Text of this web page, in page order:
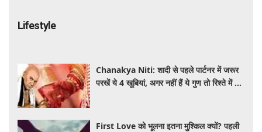
Lifestyle
Chanakya Niti: शादी से पहले पार्टनर में जरूर
परखें ये 4 खूबियां, अगर नहीं हैं ये गुण तो रिश्ते में बढ़
First Love को भूलना इतना मुश्किल क्यों? पहली